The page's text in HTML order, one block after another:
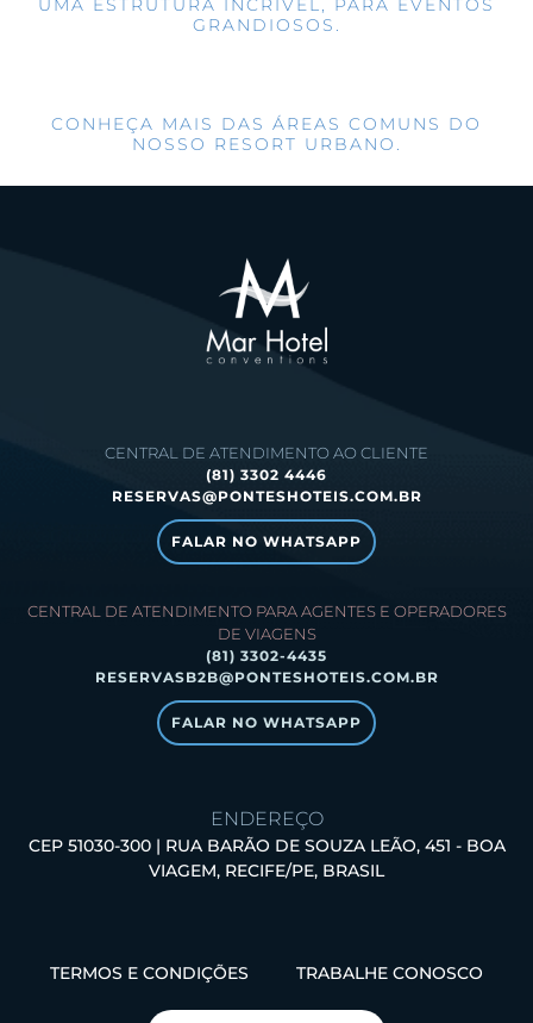
UMA ESTRUTURA INCRÍVEL, PARA EVENTOS
GRANDIOSOS.
CONHEÇA MAIS DAS ÁREAS COMUNS DO
NOSSO RESORT URBANO.
CENTRAL DE ATENDIMENTO AO CLIENTE
(81) 3302 4446
RESERVAS@PONTESHOTEIS.COM.BR
FALAR NO WHATSAPP
CENTRAL DE ATENDIMENTO PARA AGENTES E OPERADORES
DE VIAGENS
(81) 3302-4435
RESERVASB2B@PONTESHOTEIS.COM.BR
FALAR NO WHATSAPP
ENDEREÇO
CEP 51030-300 | RUA BARÃO DE SOUZA LEÃO, 451 - BOA
VIAGEM, RECIFE/PE, BRASIL
TERMOS E CONDIÇÕES TRABALHE CONOSCO